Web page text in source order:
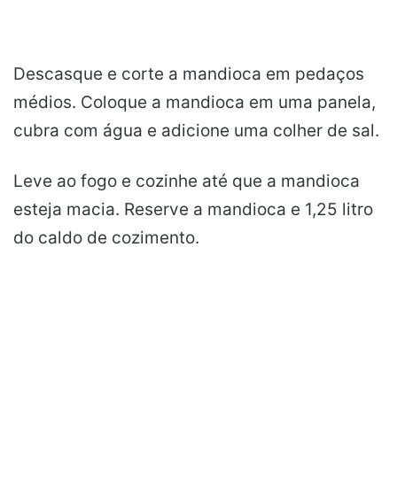
Descasque e corte a mandioca em pedaços
médios. Coloque a mandioca em uma panela,
cubra com água e adicione uma colher de sal.
Leve ao fogo e cozinhe até que a mandioca
esteja macia. Reserve a mandioca e 1,25 litro
do caldo de cozimento.